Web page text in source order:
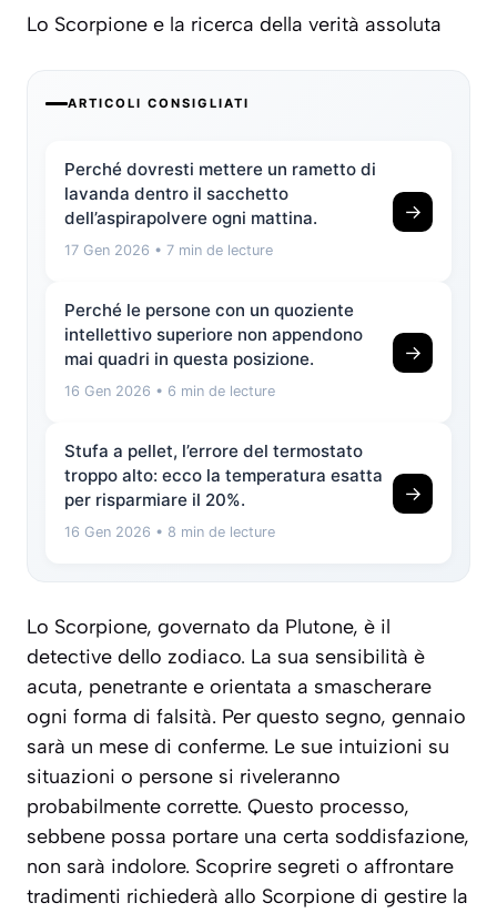
Lo Scorpione e la ricerca della verità assoluta
ARTICOLI CONSIGLIATI
Perché dovresti mettere un rametto di
lavanda dentro il sacchetto
dell’aspirapolvere ogni mattina.
17 Gen 2026 • 7 min de lecture
→
Perché le persone con un quoziente
intellettivo superiore non appendono
mai quadri in questa posizione.
16 Gen 2026 • 6 min de lecture
→
Stufa a pellet, l’errore del termostato
troppo alto: ecco la temperatura esatta
per risparmiare il 20%.
16 Gen 2026 • 8 min de lecture
→
Lo Scorpione, governato da Plutone, è il
detective dello zodiaco. La sua sensibilità è
acuta, penetrante e orientata a smascherare
ogni forma di falsità. Per questo segno, gennaio
sarà un mese di conferme. Le sue intuizioni su
situazioni o persone si riveleranno
probabilmente corrette. Questo processo,
sebbene possa portare una certa soddisfazione,
non sarà indolore. Scoprire segreti o affrontare
tradimenti richiederà allo Scorpione di gestire la